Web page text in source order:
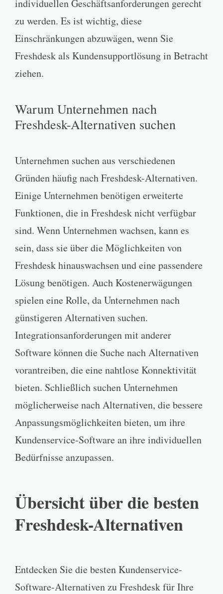
individuellen Geschäftsanforderungen gerecht
zu werden. Es ist wichtig, diese
Einschränkungen abzuwägen, wenn Sie
Freshdesk als Kundensupportlösung in Betracht
ziehen.
Warum Unternehmen nach
Freshdesk-Alternativen suchen
Unternehmen suchen aus verschiedenen
Gründen häufig nach Freshdesk-Alternativen.
Einige Unternehmen benötigen erweiterte
Funktionen, die in Freshdesk nicht verfügbar
sind. Wenn Unternehmen wachsen, kann es
sein, dass sie über die Möglichkeiten von
Freshdesk hinauswachsen und eine passendere
Lösung benötigen. Auch Kostenerwägungen
spielen eine Rolle, da Unternehmen nach
günstigeren Alternativen suchen.
Integrationsanforderungen mit anderer
Software können die Suche nach Alternativen
vorantreiben, die eine nahtlose Konnektivität
bieten. Schließlich suchen Unternehmen
möglicherweise nach Alternativen, die bessere
Anpassungsmöglichkeiten bieten, um ihre
Kundenservice-Software an ihre individuellen
Bedürfnisse anzupassen.
Übersicht über die besten
Freshdesk-Alternativen
Entdecken Sie die besten Kundenservice-
Software-Alternativen zu Freshdesk für Ihre